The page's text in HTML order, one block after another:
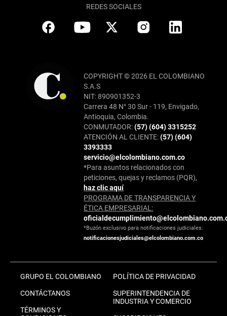
REDES SOCIALES
COPYRIGHT © 2026 EL COLOMBIANO
S.A.S
NIT: 890901352-3
Carrera 48 N° 30 Sur - 119, Envigado,
Antioquia, Colombia.
CONMUTADOR:(57) (604) 3315252
ATENCIÓN AL CLIENTE:(57) (604)
3393333
servicio@elcolombiano.com.co
*Para asuntos relacionados con
peticiones, quejas y reclamos (PQR),
haz clic aquí
PROGRAMA DE TRANSPARENCIA Y
ÉTICA EMPRESARIAL:
*Buzón exclusivo para notificaciones judiciales:
notificacionesjudiciales@elcolombiano.com.co
GRUPO EL COLOMBIANO
CONTÁCTANOS
TÉRMINOS Y
POLÍTICA DE PRIVACIDAD
SUPERINTENDENCIA DE
INDUSTRIA Y COMERCIO